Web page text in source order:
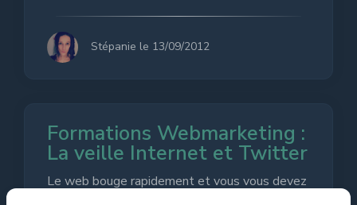
Stépanie le 13/09/2012
Formations Webmarketing :
La veille Internet et Twitter
Le web bouge rapidement et vous vous devez